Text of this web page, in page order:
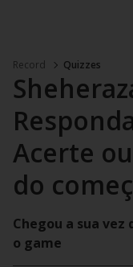
Record Quizzes
Acerte
do
Chegou a sua
o game